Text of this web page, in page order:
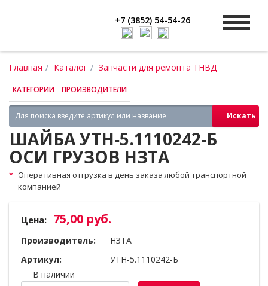
+7 (3852) 54-54-26
Главная Каталог Запчасти для ремонта ТНВД
КАТЕГОРИИ ПРОИЗВОДИТЕЛИ
Искать
ШАЙБА УТН‑5.1110242‑Б
ОСИ ГРУЗОВ НЗТА
Оперативная отгрузка в день заказа любой транспортной
компанией
Цена: 75,00 руб.
Производитель:
НЗТА
Артикул:
УТН-5.1110242-Б
В наличии